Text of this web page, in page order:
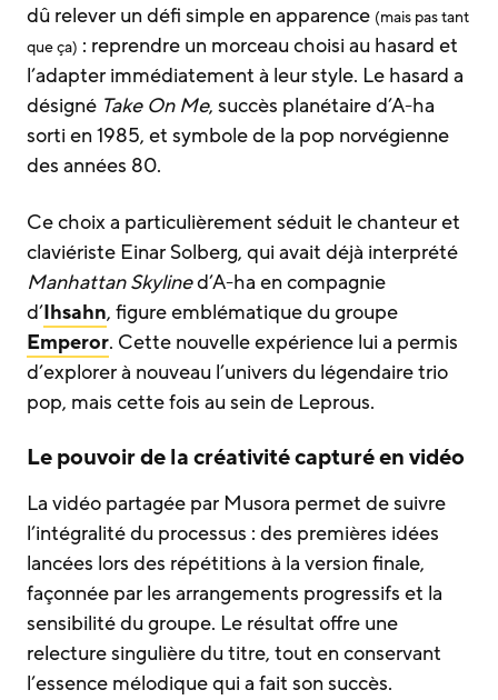
dû relever un défi simple en apparence (mais pas tant
que ça) : reprendre un morceau choisi au hasard et
l’adapter immédiatement à leur style. Le hasard a
désigné Take On Me, succès planétaire d’A-ha
sorti en 1985, et symbole de la pop norvégienne
des années 80.
Ce choix a particulièrement séduit le chanteur et
claviériste Einar Solberg, qui avait déjà interprété
Manhattan Skylined’A-ha en compagnie
d’Ihsahn, figure emblématique du groupe
Emperor. Cette nouvelle expérience lui a permis
d’explorer à nouveau l’univers du légendaire trio
pop, mais cette fois au sein de Leprous.
Le pouvoir de la créativité capturé en vidéo
La vidéo partagée par Musora permet de suivre
l’intégralité du processus : des premières idées
lancées lors des répétitions à la version finale,
façonnée par les arrangements progressifs et la
sensibilité du groupe. Le résultat offre une
relecture singulière du titre, tout en conservant
l’essence mélodique qui a fait son succès.